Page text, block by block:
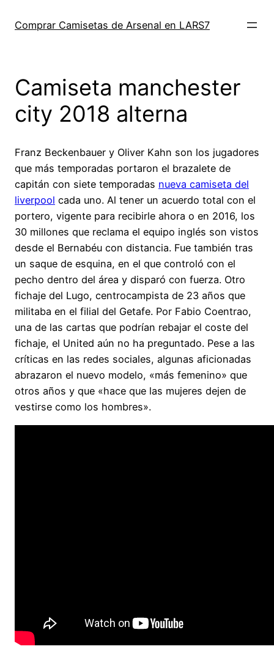
Comprar Camisetas de Arsenal en LARS7
Camiseta manchester
city 2018 alterna
Franz Beckenbauer y Oliver Kahn son los jugadores
que más temporadas portaron el brazalete de
capitán con siete temporadas nueva camiseta del
liverpool cada uno. Al tener un acuerdo total con el
portero, vigente para recibirle ahora o en 2016, los
30 millones que reclama el equipo inglés son vistos
desde el Bernabéu con distancia. Fue también tras
un saque de esquina, en el que controló con el
pecho dentro del área y disparó con fuerza. Otro
fichaje del Lugo, centrocampista de 23 años que
militaba en el filial del Getafe. Por Fabio Coentrao,
una de las cartas que podrían rebajar el coste del
fichaje, el United aún no ha preguntado. Pese a las
críticas en las redes sociales, algunas aficionadas
abrazaron el nuevo modelo, «más femenino» que
otros años y que «hace que las mujeres dejen de
vestirse como los hombres».